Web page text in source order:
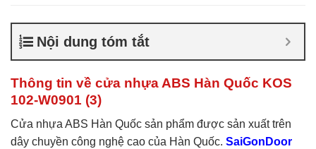
nhựa ABS Hàn Quốc là gì
Cửa nhựa ABS Hàn Quốc
tại TP Vĩnh,Cửa nhựa ABS
nhựa ABS KOS
Nội dung tóm tắt
Thông tin về cửa nhựa ABS Hàn Quốc KOS
102-W0901 (3)
Cửa nhựa ABS Hàn Quốc sản phẩm được sản xuất trên
dây chuyền công nghệ cao của Hàn Quốc. SaiGonDoor